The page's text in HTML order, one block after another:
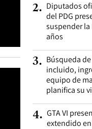
2. Diputados
del PDG
suspender la
años
3. Búsqueda
incluido,
equipo de
planifica su
4. GTA VI
extendido